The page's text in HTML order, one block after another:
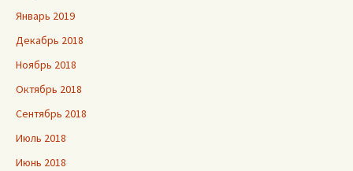
Январь 2019
Декабрь 2018
Ноябрь 2018
Октябрь 2018
Сентябрь 2018
Июль 2018
Июнь 2018